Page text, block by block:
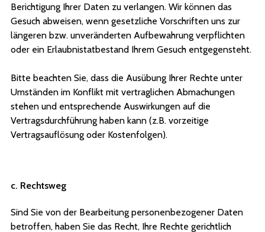
Berichtigung Ihrer Daten zu verlangen. Wir können das
Gesuch abweisen, wenn gesetzliche Vorschriften uns zur
längeren bzw. unveränderten Aufbewahrung verpflichten
oder ein Erlaubnistatbestand Ihrem Gesuch entgegensteht.
Bitte beachten Sie, dass die Ausübung Ihrer Rechte unter
Umständen im Konflikt mit vertraglichen Abmachungen
stehen und entsprechende Auswirkungen auf die
Vertragsdurchführung haben kann (z.B. vorzeitige
Vertragsauflösung oder Kostenfolgen).
c. Rechtsweg
Sind Sie von der Bearbeitung personenbezogener Daten
betroffen, haben Sie das Recht, Ihre Rechte gerichtlich